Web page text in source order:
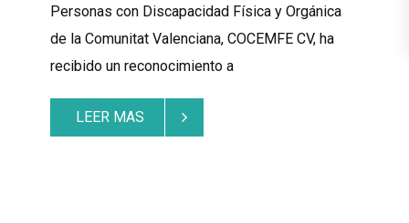
Personas con Discapacidad Física y Orgánica
de la Comunitat Valenciana, COCEMFE CV, ha
recibido un reconocimiento a
LEER MAS